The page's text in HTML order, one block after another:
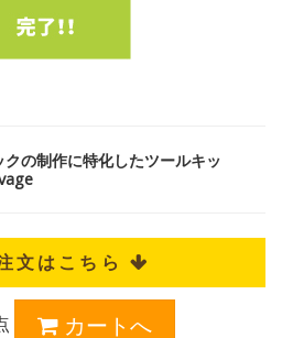
の制作に特化したツールキッ
文はこちら 